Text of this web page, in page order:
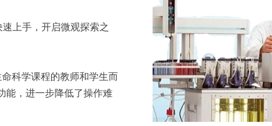
上手，开启微观探索之
科学课程的教师和学生而
能，进一步降低了操作难